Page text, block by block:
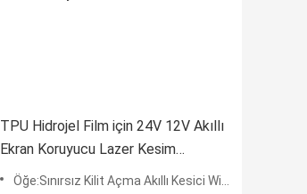
TPU Hidrojel Film için 24V 12V Akıllı
Ekran Koruyucu Lazer Kesim
Makinesi
Öğe:Sınırsız Kilit Açma Akıllı Kesici Wifi Bağlantısı Cep Telefonu Ekran Koruyucu TPU Hidrojel Film Kesm